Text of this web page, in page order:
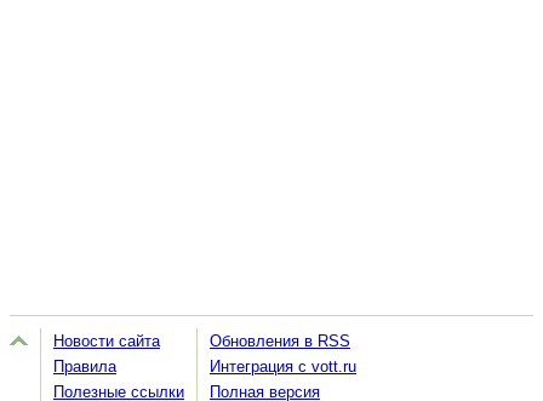
Новости сайта
Правила
Полезные ссылки
Обновления в RSS
Интеграция с vott.ru
Полная версия